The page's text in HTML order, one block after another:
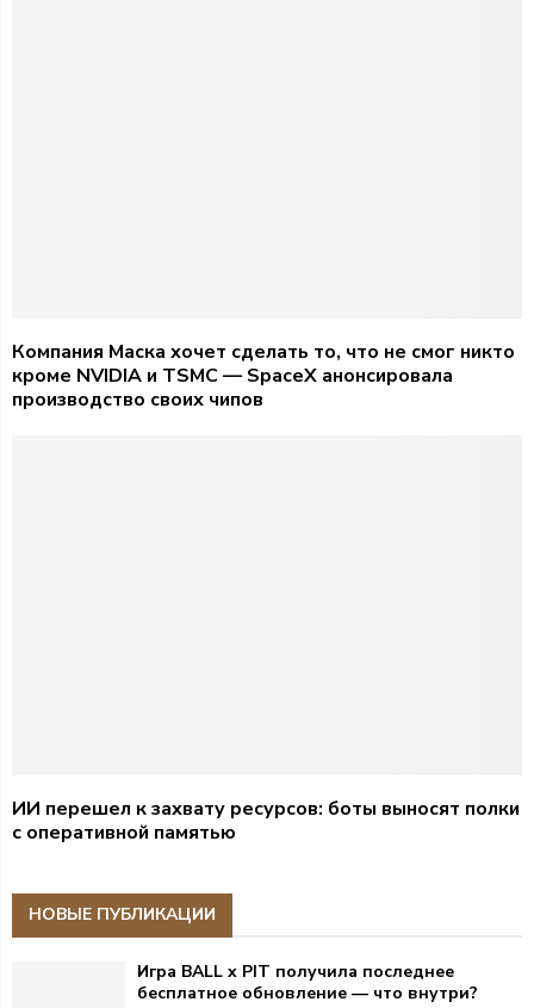
Компания Маска хочет сделать то, что не смог никто
кроме NVIDIA и TSMC — SpaceX анонсировала
производство своих чипов
ИИ перешел к захвату ресурсов: боты выносят полки
с оперативной памятью
НОВЫЕ ПУБЛИКАЦИИ
Игра BALL x PIT получила последнее
бесплатное обновление — что внутри?